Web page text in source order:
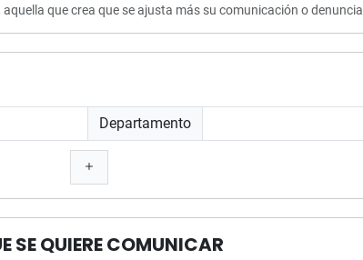
que crea que se ajusta más su comunicación o denuncia
Departamento
SE QUIERE COMUNICAR